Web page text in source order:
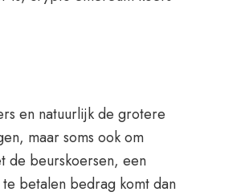
en natuurlijk de grotere
maar soms ook om
de beurskoersen, een
betalen bedrag komt dan